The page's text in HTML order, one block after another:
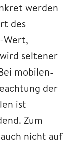
werden
des
Wert,
seltener
mobilen-
der
ist
Zum
nicht auf